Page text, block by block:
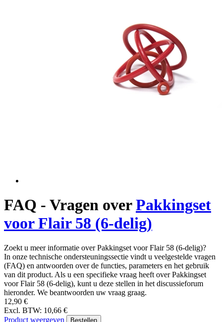
FAQ - Vragen overPakkingset
voor Flair 58 (6-delig)
Zoekt u meer informatie over Pakkingset voor Flair 58 (6-delig)?
In onze technische ondersteuningssectie vindt u veelgestelde vragen
(FAQ) en antwoorden over de functies, parameters en het gebruik
van dit product. Als u een specifieke vraag heeft over Pakkingset
voor Flair 58 (6-delig), kunt u deze stellen in het discussieforum
hieronder. We beantwoorden uw vraag graag.
12,90 €
Excl. BTW: 10,66 €
Product weergeven
Bestellen